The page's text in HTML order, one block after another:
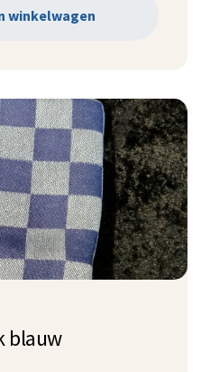
winkelwagen
blauw